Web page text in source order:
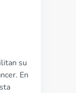
su
En